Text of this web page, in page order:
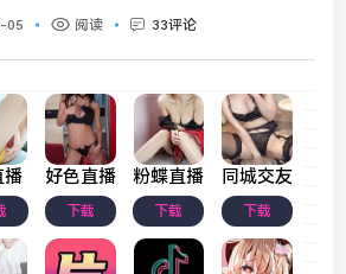
05 阅读 33评论
播 好色直播
下载
粉蝶直播
下载
同城交友
下载